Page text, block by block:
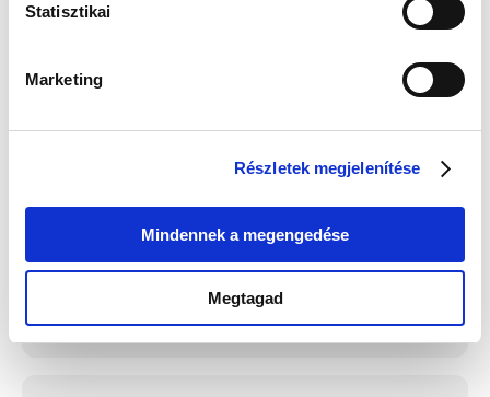
Statisztikai
Marketing
Részletek megjelenítése
Mindennek a megengedése
Megtagad
Edelwolle 923 Fekete
Válassz egyet, majd kattints a Kosárba gombra! Ha most kihagyod, a